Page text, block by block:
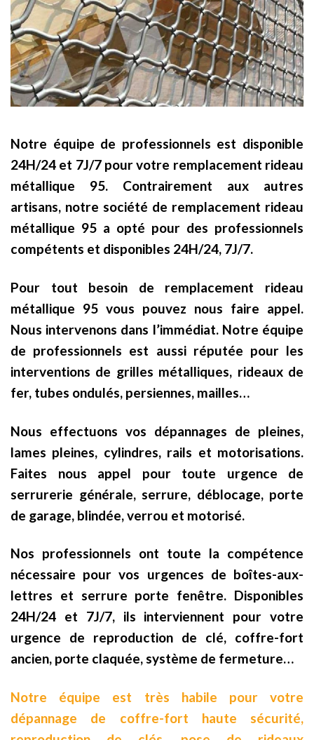
Notre équipe de professionnels est disponible
24H/24 et 7J/7 pour votre remplacement rideau
métallique 95. Contrairement aux autres
artisans, notre société de remplacement rideau
métallique 95 a opté pour des professionnels
compétents et disponibles 24H/24, 7J/7.
Pour tout besoin de remplacement rideau
métallique 95 vous pouvez nous faire appel.
Nous intervenons dans l’immédiat. Notre équipe
de professionnels est aussi réputée pour les
interventions de grilles métalliques, rideaux de
fer, tubes ondulés, persiennes, mailles…
Nous effectuons vos dépannages de pleines,
lames pleines, cylindres, rails et motorisations.
Faites nous appel pour toute urgence de
serrurerie générale, serrure, déblocage, porte
de garage, blindée, verrou et motorisé.
Nos professionnels ont toute la compétence
nécessaire pour vos urgences de boîtes-aux-
lettres et serrure porte fenêtre. Disponibles
24H/24 et 7J/7, ils interviennent pour votre
urgence de reproduction de clé, coffre-fort
ancien, porte claquée, système de fermeture…
Notre équipe est très habile pour votre
dépannage de coffre-fort haute sécurité,